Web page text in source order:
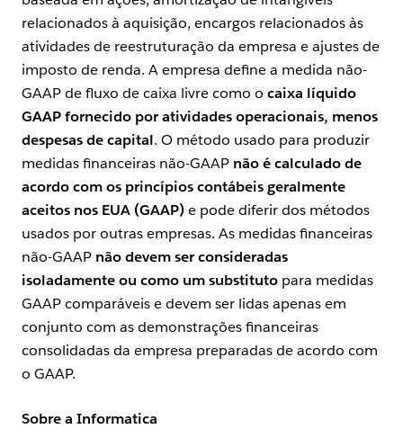
relacionados à aquisição, encargos relacionados às
atividades de reestruturação da empresa e ajustes de
imposto de renda. A empresa define a medida não-
GAAP de fluxo de caixa livre como o caixa líquido
GAAP fornecido por atividades operacionais, menos
despesas de capital. O método usado para produzir
medidas financeiras não-GAAP não é calculado de
acordo com os princípios contábeis geralmente
aceitos nos EUA (GAAP)e pode diferir dos métodos
usados por outras empresas. As medidas financeiras
não-GAAP não devem ser consideradas
isoladamente ou como um substituto para medidas
GAAP comparáveis e devem ser lidas apenas em
conjunto com as demonstrações financeiras
consolidadas da empresa preparadas de acordo com
o GAAP.
Sobre a Informatica